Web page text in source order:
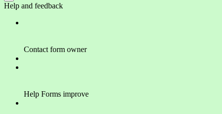
Help and feedback
Contact form owner
Help Forms improve